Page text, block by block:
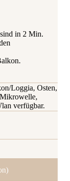
in 2 Min.
Loggia, Osten,
verfügbar.